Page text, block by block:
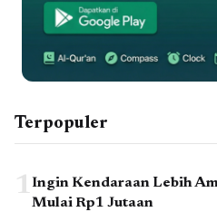
Terpopuler
1Ingin Kendaraan Lebih
Mulai Rp1 Jutaan